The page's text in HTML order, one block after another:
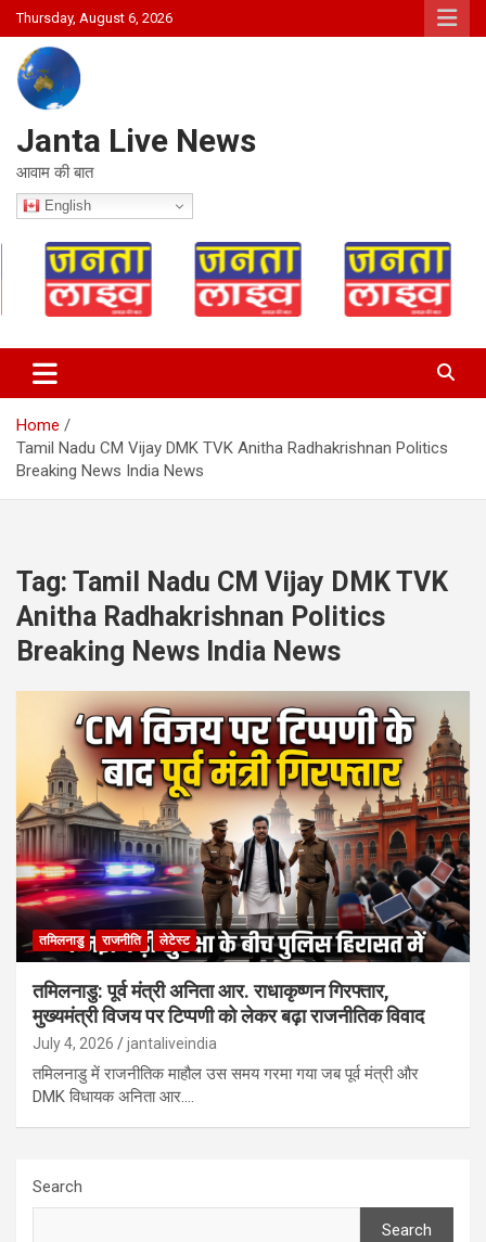
Skip
to
content
Thursday, August 6, 2026
Janta Live News
आवाम की बात
English
Home
Tamil Nadu CM Vijay DMK TVK Anitha Radhakrishnan Politics
Breaking News India News
Tag: Tamil Nadu CM Vijay DMK TVK
Anitha Radhakrishnan Politics
Breaking News India News
तमिलनाडु राजनीति लेटेस्ट
तमिलनाडु: पूर्व मंत्री अनिता आर. राधाकृष्णन गिरफ्तार,
मुख्यमंत्री विजय पर टिप्पणी को लेकर बढ़ा राजनीतिक विवाद
July 4, 2026 jantaliveindia
तमिलनाडु में राजनीतिक माहौल उस समय गरमा गया जब पूर्व मंत्री और
DMK विधायक अनिता आर.…
Search
Search